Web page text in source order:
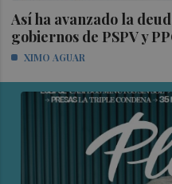
Así ha avanzado la
gobiernos de PSPV y
XIMO AGUAR